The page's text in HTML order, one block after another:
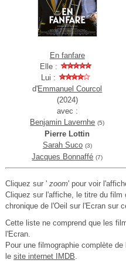
En fanfare
Elle :
Lui :
d'Emmanuel Courcol
(2024)
avec :
Benjamin Lavernhe (5)
Pierre Lottin
Sarah Suco (3)
Jacques Bonnaffé (7)
Cliquez sur ' zoom' pour voir
Cliquez sur l'affiche, le titre du film
chronique de l'Oeil sur l'Ecran sur
Cette liste ne comprend que les
l'Ecran.
Pour une filmographie complète de
le site internet IMDB.